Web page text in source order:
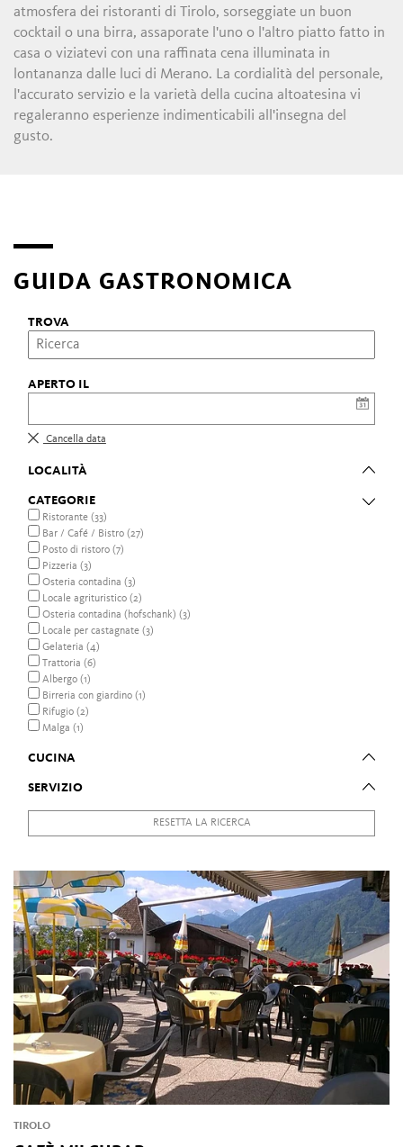
atmosfera dei ristoranti di Tirolo, sorseggiate un buon
cocktail o una birra, assaporate l'uno o l'altro piatto fatto in
casa o viziatevi con una raffinata cena illuminata in
lontananza dalle luci di Merano. La cordialità del personale,
l'accurato servizio e la varietà della cucina altoatesina vi
regaleranno esperienze indimenticabili all'insegna del
gusto.
GUIDA GASTRONOMICA
TROVA
APERTO IL
Cancella data
LOCALITÀ
CATEGORIE
Ristorante (33)
Bar / Café / Bistro (27)
Posto di ristoro (7)
Pizzeria (3)
Osteria contadina (3)
Locale agrituristico (2)
Osteria contadina (hofschank) (3)
Locale per castagnate (3)
Gelateria (4)
Trattoria (6)
Albergo (1)
Birreria con giardino (1)
Rifugio (2)
Malga (1)
CUCINA
SERVIZIO
RESETTA LA RICERCA
TIROLO